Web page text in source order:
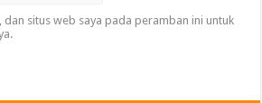
dan situs web saya pada peramban ini untuk